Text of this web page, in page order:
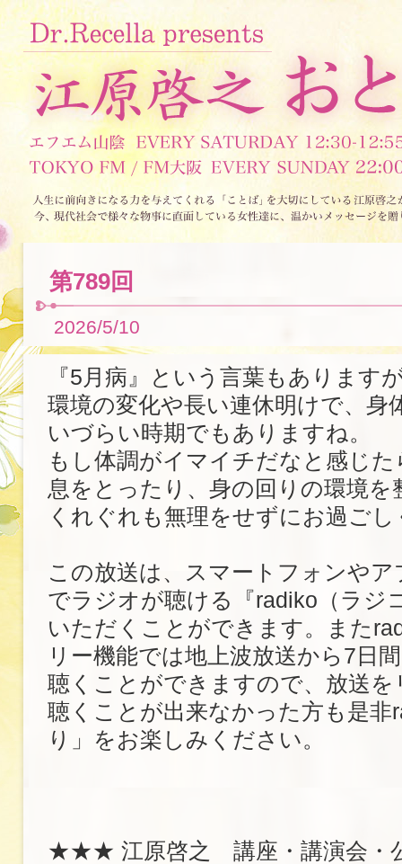
第789回
2026/5/10
『5月病』という言葉もあります
環境の変化や長い連休明けで、身
いづらい時期でもありますね。
もし体調がイマイチだなと感じ
息をとったり、身の回りの環境を
くれぐれも無理をせずにお過ご
この放送は、スマートフォンや
でラジオが聴ける『radiko（ラジ
いただくことができます。また
リー機能では地上波放送から7日
聴くことができますので、放送
聴くことが出来なかった方も是非
り」をお楽しみください。
★★★ 江原啓之 講座・講演会